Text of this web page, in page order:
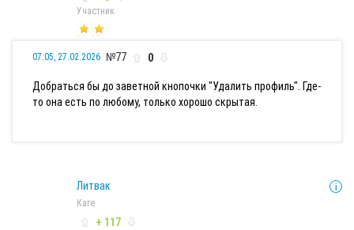
Участник
07:05, 27.02.2026 №77 0
Добраться бы до заветной кнопочки "Удалить профиль". Где-
то она есть по любому, только хорошо скрытая.
Литвак
Каге
+ 117